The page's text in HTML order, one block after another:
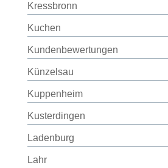
Kressbronn
Kuchen
Kundenbewertungen
Künzelsau
Kuppenheim
Kusterdingen
Ladenburg
Lahr